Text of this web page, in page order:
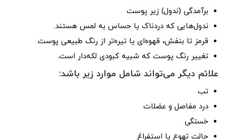
برآمدگی (ندول) زیر پوست
ندول‌هایی که دردناک یا حساس به لمس هستند.
قرمز تا بنفش، قهوه‌ای یا تیره‌تر از رنگ طبیعی پوست.
تغییر رنگ پوست که شبیه کبودی لکه‌دار است.
علائم دیگر می‌تواند شامل موارد زیر باشد:
تب
درد مفاصل و عضلات
خستگی
حالت تهوع یا استفراغ